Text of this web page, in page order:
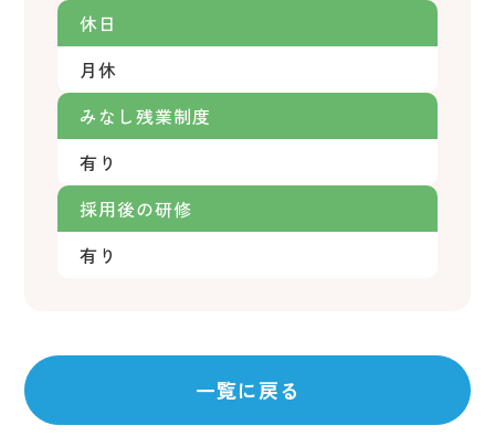
休日
月休
みなし残業制度
有り
採用後の研修
有り
一覧に戻る